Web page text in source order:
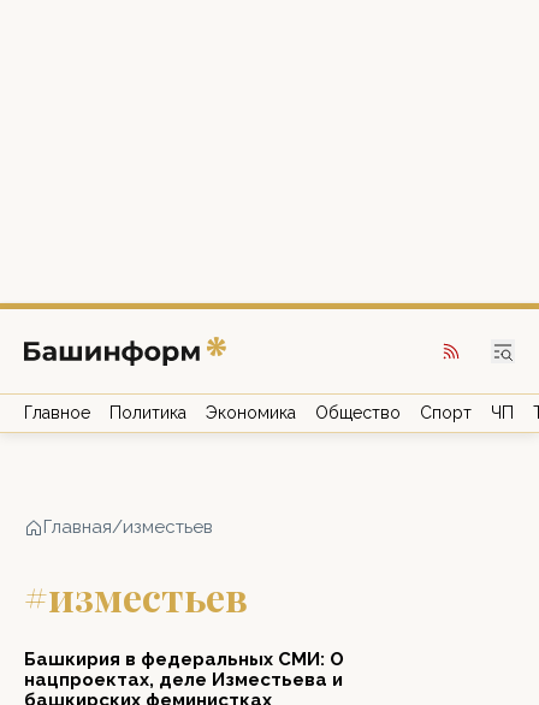
Главное Политика Экономика Общество Спорт ЧП
Главная/изместьев
#изместьев
Башкирия в федеральных СМИ: О
нацпроектах, деле Изместьева и
башкирских феминистках